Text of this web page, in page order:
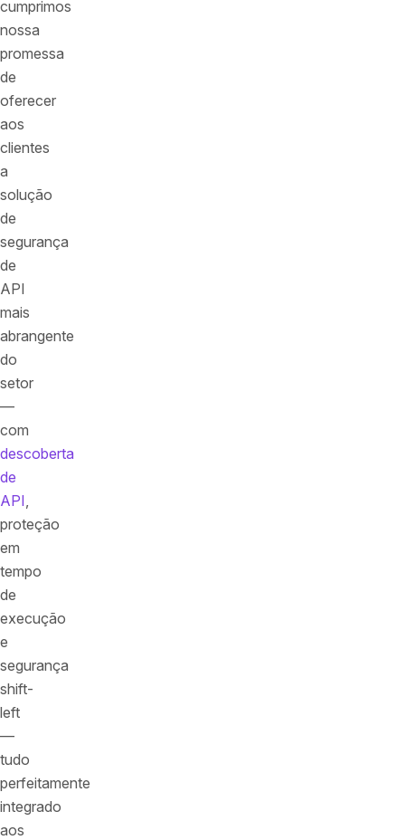
cumprimos
nossa
promessa
de
oferecer
aos
clientes
a
solução
de
segurança
de
API
mais
abrangente
do
setor
—
com
descoberta
de
API,
proteção
em
tempo
de
execução
e
segurança
shift-
left
—
tudo
perfeitamente
integrado
aos